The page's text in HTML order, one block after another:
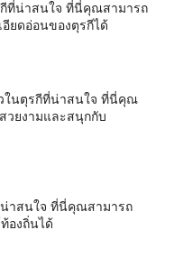
ที่น่าสนใจ ที่นี่คุณสามารถ
ยดอ่อนของตุรกีได้
วในตุรกีที่น่าสนใจ ที่นี่คุณ
วยงามและสนุกกับ
น่าสนใจ ที่นี่คุณสามารถ
องถิ่นได้